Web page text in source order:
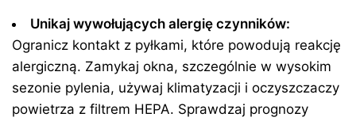
Unikaj wywołujących alergię czynników:
Ogranicz kontakt z pyłkami, które powodują reakcję
alergiczną. Zamykaj okna, szczególnie w wysokim
sezonie pylenia, używaj klimatyzacji i oczyszczaczy
powietrza z filtrem HEPA. Sprawdzaj prognozy